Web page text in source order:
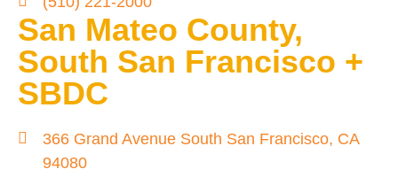
San Mateo County,
South San Francisco +
SBDC
366 Grand Avenue South San Francisco, CA
94080